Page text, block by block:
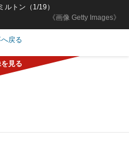
《画像 Getty Images》
ルトン（1/19）
へ戻る